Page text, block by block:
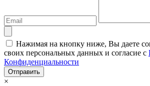
Нажимая на кнопку ниже, Вы даете
своих персональных данных и согласие с
Конфиденциальности
Отправить
×